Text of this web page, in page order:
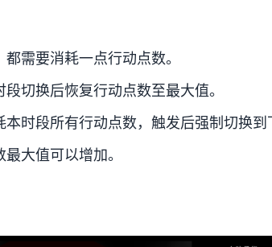
需要消耗一点行动点数。
切换后恢复行动点数至最大值。
时段所有行动点数，触发后强制切换到
大值可以增加。